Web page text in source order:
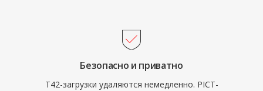
Безопасно и приватно
T42-загрузки удаляются немедленно. PICT-